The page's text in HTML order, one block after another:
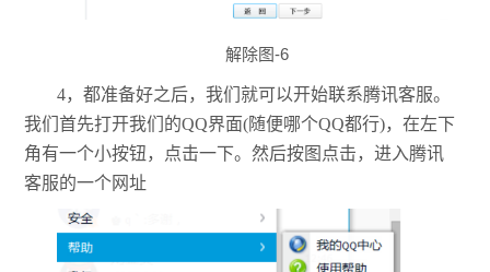
解除图-6
4，都准备好之后，我们就可以开始联系腾讯客服。
我们首先打开我们的QQ界面(随便哪个QQ都行)，在左下
角有一个小按钮，点击一下。然后按图点击，进入腾讯
客服的一个网址